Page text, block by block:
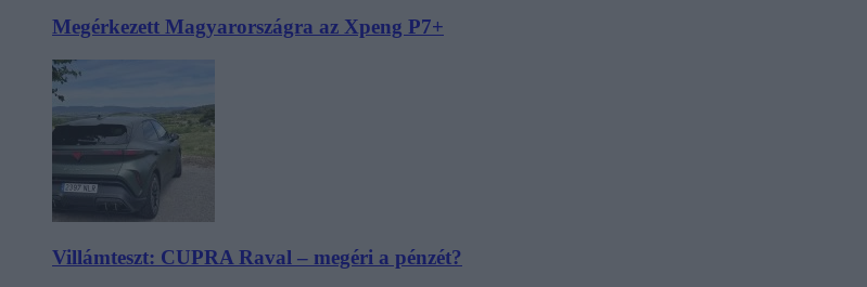
Megérkezett Magyarországra az Xpeng P7+
Villámteszt: CUPRA Raval – megéri a pénzét?